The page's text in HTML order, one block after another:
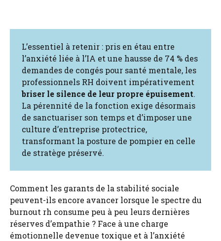
L’essentiel à retenir : pris en étau entre
l’anxiété liée à l’IA et une hausse de 74 % des
demandes de congés pour santé mentale, les
professionnels RH doivent impérativement
briser le silence de leur propre épuisement.
La pérennité de la fonction exige désormais
de sanctuariser son temps et d’imposer une
culture d’entreprise protectrice,
transformant la posture de pompier en celle
de stratège préservé.
Comment les garants de la stabilité sociale
peuvent-ils encore avancer lorsque le spectre du
burnout rh consume peu à peu leurs dernières
réserves d’empathie ? Face à une charge
émotionnelle devenue toxique et à l’anxiété